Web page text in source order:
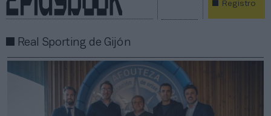
Registro
Real Sporting de Gijón